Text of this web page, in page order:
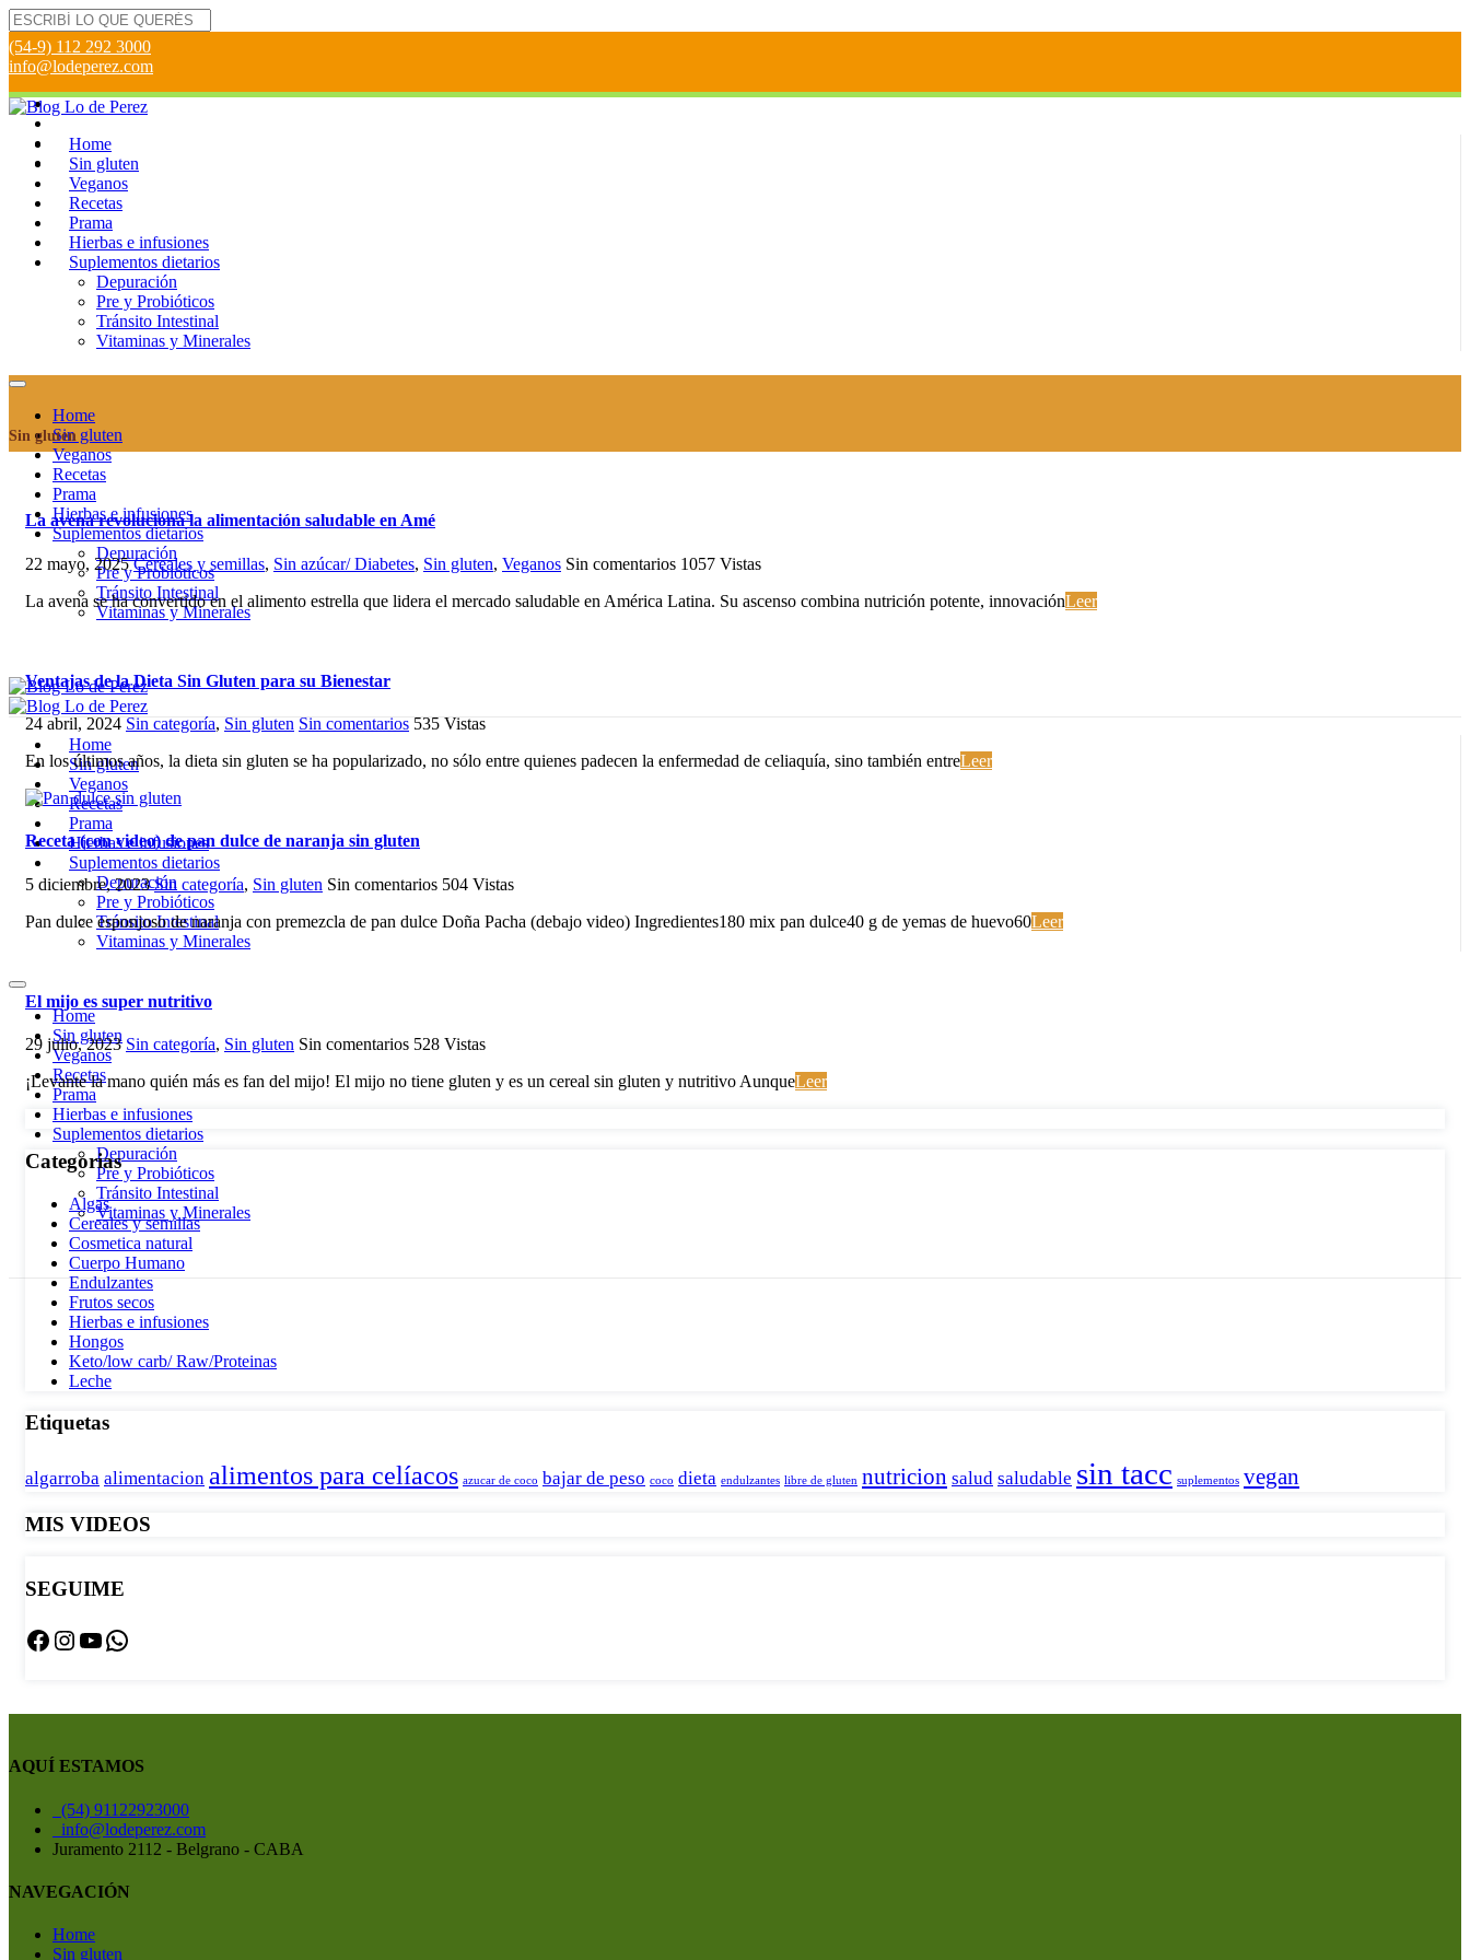
(54-9) 112 292 3000
info@lodeperez.com
Home
Sin gluten
Veganos
Recetas
Prama
Hierbas e infusiones
Suplementos dietarios
Depuración
Pre y Probióticos
Tránsito Intestinal
Vitaminas y Minerales
Home
Sin gluten
Veganos
Recetas
Prama
Hierbas e infusiones
Suplementos dietarios
Depuración
Pre y Probióticos
Tránsito Intestinal
Vitaminas y Minerales
Home
Sin gluten
Veganos
Recetas
Prama
Hierbas e infusiones
Suplementos dietarios
Depuración
Pre y Probióticos
Tránsito Intestinal
Vitaminas y Minerales
Home
Sin gluten
Veganos
Recetas
Prama
Hierbas e infusiones
Suplementos dietarios
Depuración
Pre y Probióticos
Tránsito Intestinal
Vitaminas y Minerales
Sin gluten
La avena revoluciona la alimentación saludable en Amé
22 mayo, 2025 Cereales y semillas, Sin azúcar/ Diabetes, Sin gluten, Veganos Sin comentarios 1057 Vistas
La avena se ha convertido en el alimento estrella que lidera el mercado saludable en América Latina. Su ascenso combina nutrición potente, innovaciónLeer
Ventajas de la Dieta Sin Gluten para su Bienestar
24 abril, 2024 Sin categoría, Sin gluten Sin comentarios 535 Vistas
En los últimos años, la dieta sin gluten se ha popularizado, no sólo entre quienes padecen la enfermedad de celiaquía, sino también entreLeer
Receta (con video) de pan dulce de naranja sin gluten
5 diciembre, 2023 Sin categoría, Sin gluten Sin comentarios 504 Vistas
Pan dulce esponjoso de naranja con premezcla de pan dulce Doña Pacha (debajo video) Ingredientes180 mix pan dulce40 g de yemas de huevo60Leer
El mijo es super nutritivo
29 julio, 2023 Sin categoría, Sin gluten Sin comentarios 528 Vistas
¡Levante la mano quién más es fan del mijo! El mijo no tiene gluten y es un cereal sin gluten y nutritivo AunqueLeer
Categorias
Algas
Cereales y semillas
Cosmetica natural
Cuerpo Humano
Endulzantes
Frutos secos
Hierbas e infusiones
Hongos
Keto/low carb/ Raw/Proteinas
Leche
Etiquetas
algarroba alimentacion alimentos para celíacos azucar de coco bajar de peso coco dieta endulzantes libre de gluten nutricion salud saludable sin tacc suplementos vegan
MIS VIDEOS
SEGUIME
Facebook Instagram YouTube WhatsApp
AQUÍ ESTAMOS
(54) 91122923000
info@lodeperez.com
Juramento 2112 - Belgrano - CABA
NAVEGACIÓN
Home
Sin gluten